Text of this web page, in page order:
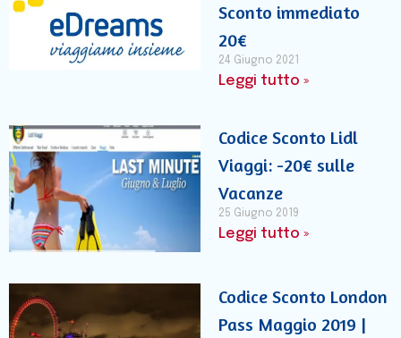
Sconto immediato
20€
24 Giugno 2021
Leggi tutto »
Codice Sconto Lidl
Viaggi: -20€ sulle
Vacanze
25 Giugno 2019
Leggi tutto »
Codice Sconto London
Pass Maggio 2019 |